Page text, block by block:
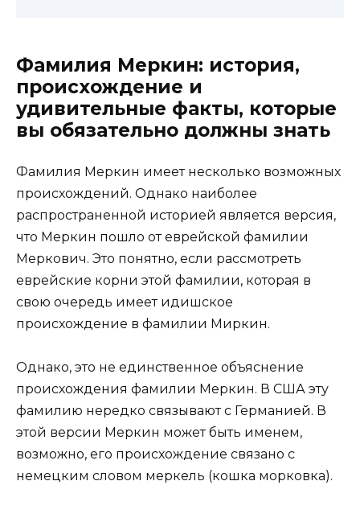
Фамилия Меркин: история,
происхождение и
удивительные факты, которые
вы обязательно должны знать
Фамилия Меркин имеет несколько возможных
происхождений. Однако наиболее
распространенной историей является версия,
что Меркин пошло от еврейской фамилии
Меркович. Это понятно, если рассмотреть
еврейские корни этой фамилии, которая в
свою очередь имеет идишское
происхождение в фамилии Миркин.
Однако, это не единственное объяснение
происхождения фамилии Меркин. В США эту
фамилию нередко связывают с Германией. В
этой версии Меркин может быть именем,
возможно, его происхождение связано с
немецким словом меркель (кошка морковка).